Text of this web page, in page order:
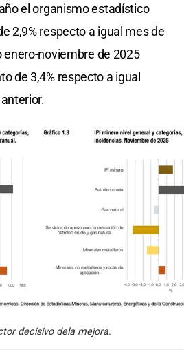
el organismo estadístico
2,9% respecto a igual mes de
enero-noviembre de 2025
de 3,4% respecto a igual
decisivo dela mejora.